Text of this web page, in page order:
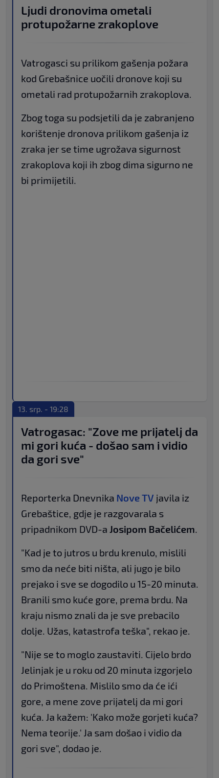
Ljudi dronovima ometali
protupožarne zrakoplove
Vatrogasci su prilikom gašenja požara
kod Grebašnice uočili dronove koji su
ometali rad protupožarnih zrakoplova.
Zbog toga su podsjetili da je zabranjeno
korištenje dronova prilikom gašenja iz
zraka jer se time ugrožava sigurnost
zrakoplova koji ih zbog dima sigurno ne
bi primijetili.
13. srp. - 19:28
Vatrogasac: "Zove me prijatelj da
mi gori kuća - došao sam i vidio
da gori sve"
Reporterka Dnevnika Nove TV javila iz
Grebaštice, gdje je razgovarala s
pripadnikom DVD-a Josipom Bačelićem.
"Kad je to jutros u brdu krenulo, mislili
smo da neće biti ništa, ali jugo je bilo
prejako i sve se dogodilo u 15-20 minuta.
Branili smo kuće gore, prema brdu. Na
kraju nismo znali da je sve prebacilo
dolje. Užas, katastrofa teška", rekao je.
"Nije se to moglo zaustaviti. Cijelo brdo
Jelinjak je u roku od 20 minuta izgorjelo
do Primoštena. Mislilo smo da će ići
gore, a mene zove prijatelj da mi gori
kuća. Ja kažem: 'Kako može gorjeti kuća?
Nema teorije.' Ja sam došao i vidio da
gori sve", dodao je.